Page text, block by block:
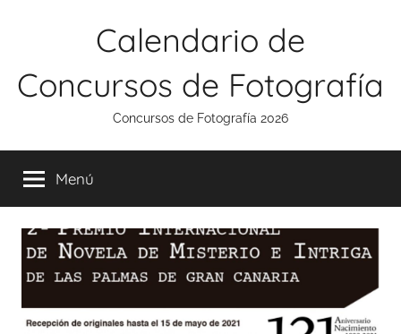
Calendario de
Concursos de Fotografía
Concursos de Fotografía 2026
Menú